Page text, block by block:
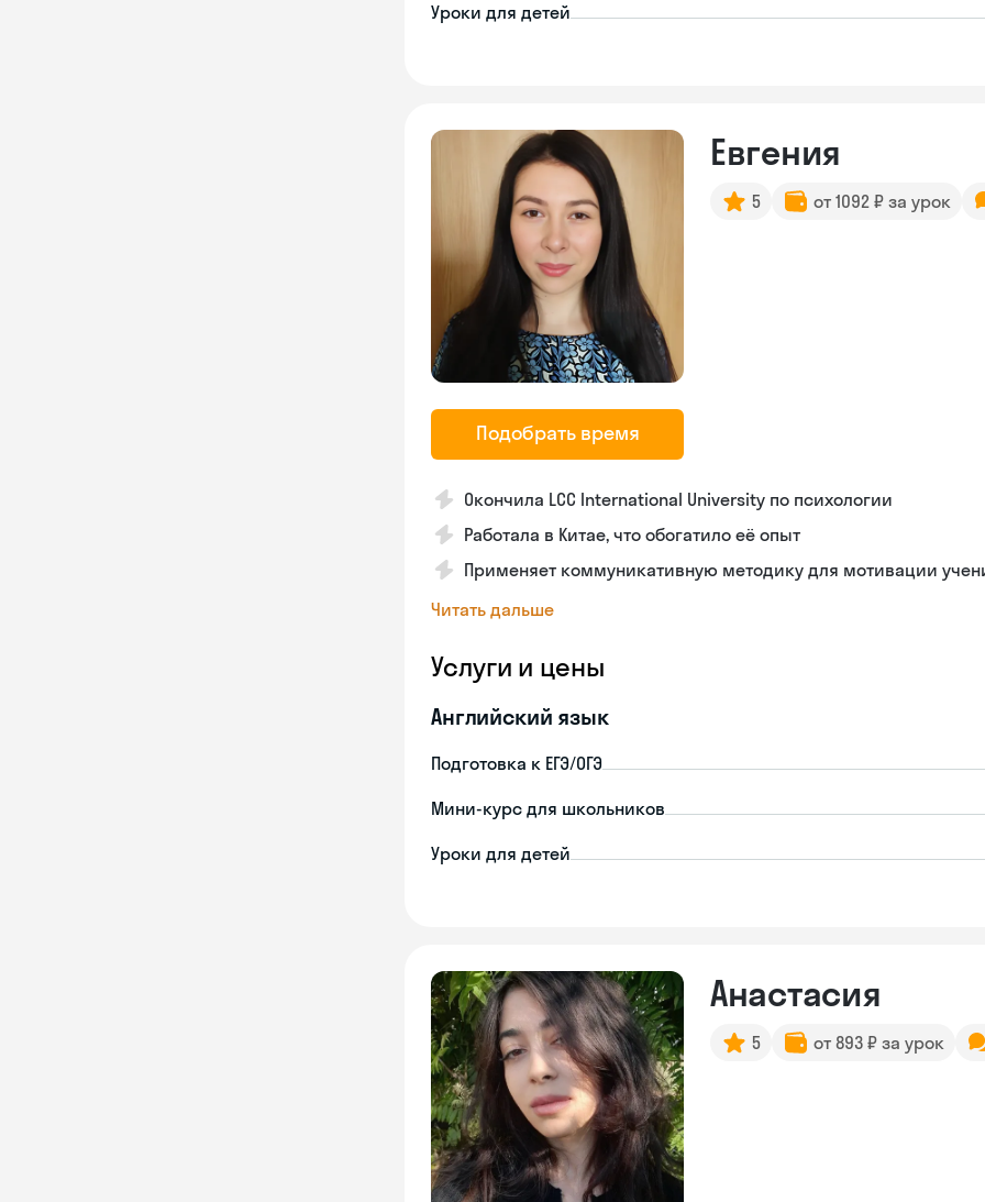
Уроки для детей
Подобрать время
Евгения
5 от 1092 ₽ за урок
Окончила LCC International University по психологии
Работала в Китае, что обогатило её опыт
Применяет коммуникативную методику для мотивации
Читать дальше
Услуги и цены
Английский язык
Подготовка к ЕГЭ/ОГЭ
Мини-курс для школьников
Уроки для детей
Анастасия
5 от 893 ₽ за урок